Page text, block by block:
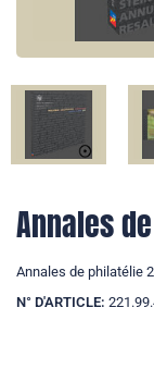
Annales
Annales de philatélie
N° D'ARTICLE: